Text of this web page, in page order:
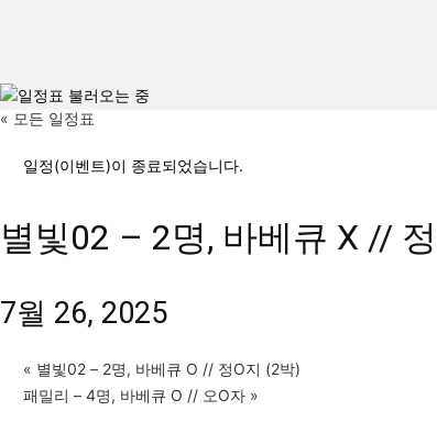
« 모든 일정표
일정(이벤트)이 종료되었습니다.
별빛02 – 2명, 바베큐 X //
7월 26, 2025
« 별빛02 – 2명, 바베큐 O // 정O지 (2박)
패밀리 – 4명, 바베큐 O // 오O자 »